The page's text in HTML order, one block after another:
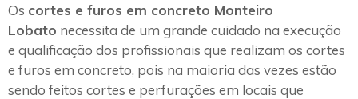
Os cortes e furos em concreto Monteiro
Lobato necessita de um grande cuidado na execução
e qualificação dos profissionais que realizam os cortes
e furos em concreto, pois na maioria das vezes estão
sendo feitos cortes e perfurações em locais que